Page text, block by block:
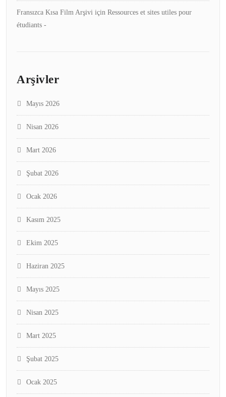
Fransızca Kısa Film Arşivi için Ressources et sites utiles pour
étudiants -
Arşivler
Mayıs 2026
Nisan 2026
Mart 2026
Şubat 2026
Ocak 2026
Kasım 2025
Ekim 2025
Haziran 2025
Mayıs 2025
Nisan 2025
Mart 2025
Şubat 2025
Ocak 2025